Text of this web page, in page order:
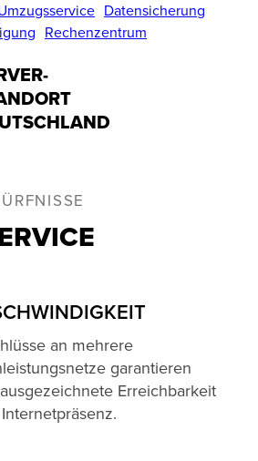
Datensicherung
Rechenzentrum
an mehrere
garantieren
Erreichbarkeit